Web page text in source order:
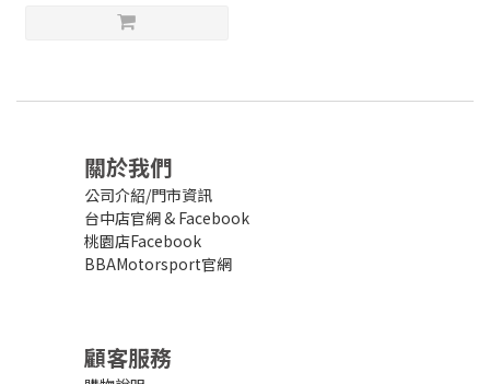
關於我們
公司介紹/門市資訊
台中店官網& Facebook
桃園店Facebook
BBAMotorsport官網
顧客服務